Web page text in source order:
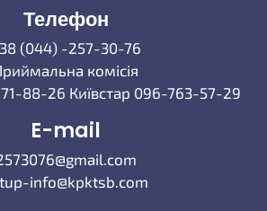
Телефон
(044) -257-30-76
комісія
88-26 Київстар 096-763-57-29
E-mail
info@kpktsb.com